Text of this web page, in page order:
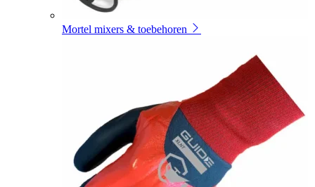
Mortel mixers & toebehoren